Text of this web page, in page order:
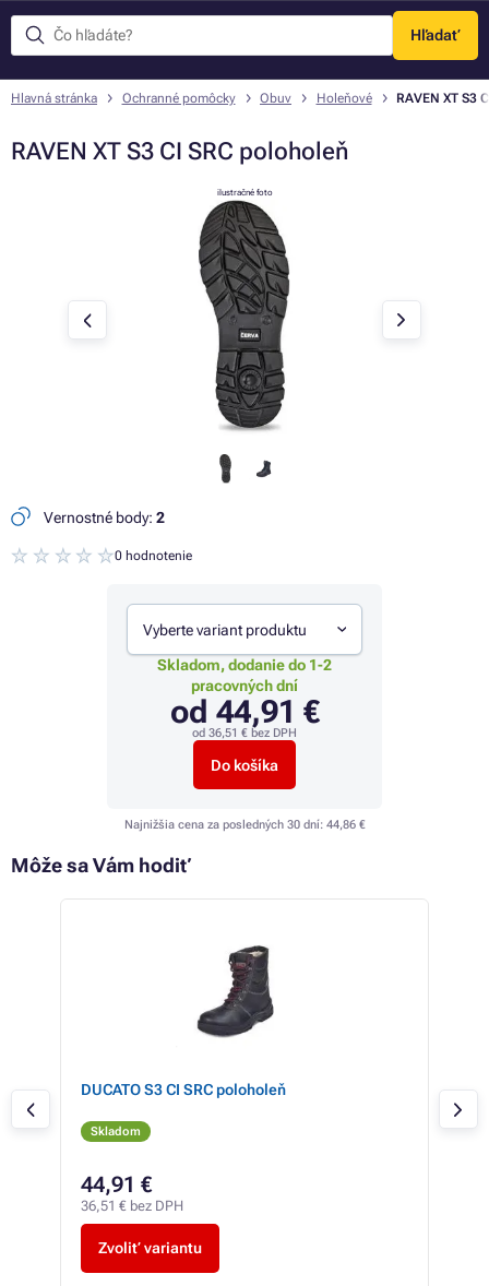
Hľadať
Menu
Hlavná stránka Ochranné pomôcky Obuv Holeňové RAVEN XT S3
RAVEN XT S3 CI SRC poloholeň
ilustračné foto
Vernostné body: 2
0 hodnotenie
Vyberte variant produktu
Skladom, dodanie do 1-2
pracovných dní
od 44,91 €
od 36,51 € bez DPH
Do košíka
Najnižšia cena za posledných 30 dní: 44,86 €
Môže sa Vám hodiť
DUCATO S3 CI SRC poloholeň
Skladom
44,91 €
36,51 € bez DPH
Zvoliť variantu